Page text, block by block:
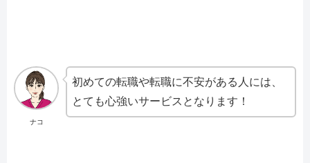
ナコ
初めての転職や転職に不安がある人には、
とても心強いサービスとなります！